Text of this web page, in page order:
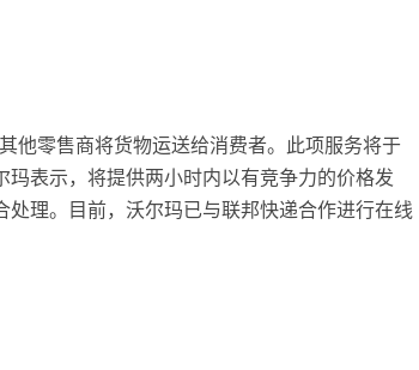
他零售商将货物运送给消费者。此项服务将于
表示，将提供两小时内以有竞争力的价格发
理。目前，沃尔玛已与联邦快递合作进行在线